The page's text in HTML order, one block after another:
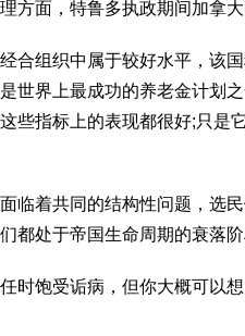
面，特鲁多执政期间加拿大
组织中属于较好水平，该国
世界上最成功的养老金计划
些指标上的表现都很好;只是
着共同的结构性问题，选民
都处于帝国生命周期的衰落
饱受诟病，但你大概可以想